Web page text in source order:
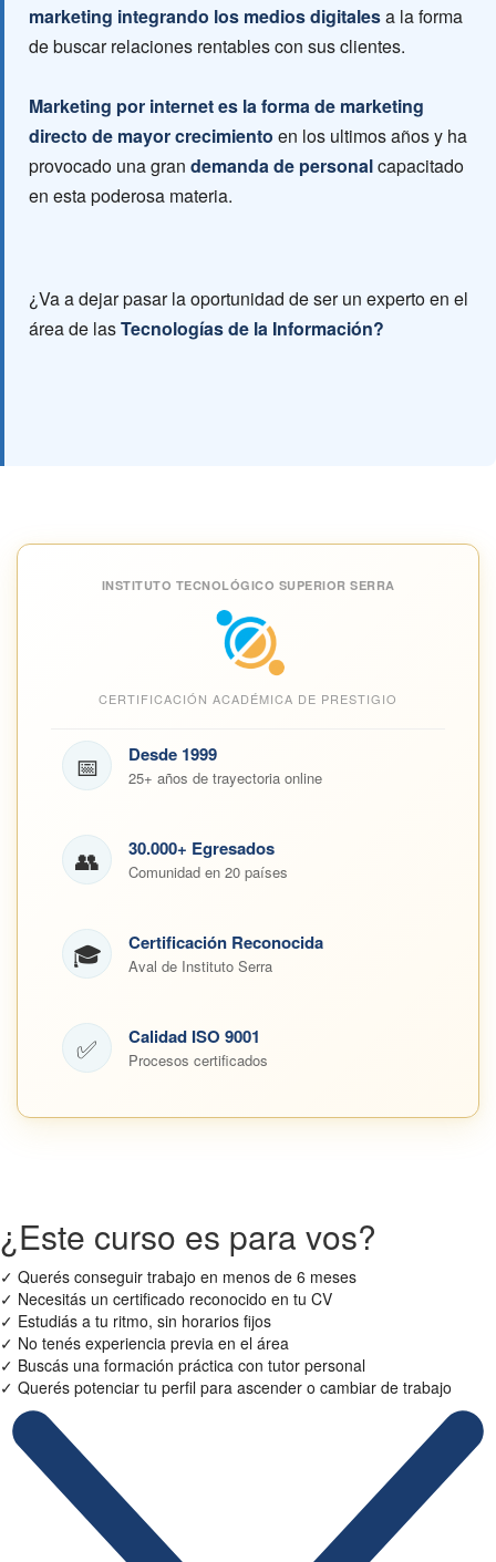
marketing integrando los medios digitalesa la forma
de buscar relaciones rentables con sus clientes.
Marketing por internet es la forma de marketing
directo de mayor crecimiento en los ultimos años y ha
provocado una gran demanda de personalcapacitado
en esta poderosa materia.
¿Va a dejar pasar la oportunidad de ser un experto en el
área de lasTecnologías de la Información?
INSTITUTO TECNOLÓGICO SUPERIOR SERRA
CERTIFICACIÓN ACADÉMICA DE PRESTIGIO
📅 Desde 1999
25+ años de trayectoria online
👥 30.000+ Egresados
Comunidad en 20 países
🎓 Certificación Reconocida
Aval de Instituto Serra
✅ Calidad ISO 9001
Procesos certificados
¿Este curso es para vos?
✓ Querés conseguir trabajo en menos de 6 meses
✓ Necesitás un certificado reconocido en tu CV
✓ Estudiás a tu ritmo, sin horarios fijos
✓ No tenés experiencia previa en el área
✓ Buscás una formación práctica con tutor personal
✓ Querés potenciar tu perfil para ascender o cambiar de trabajo